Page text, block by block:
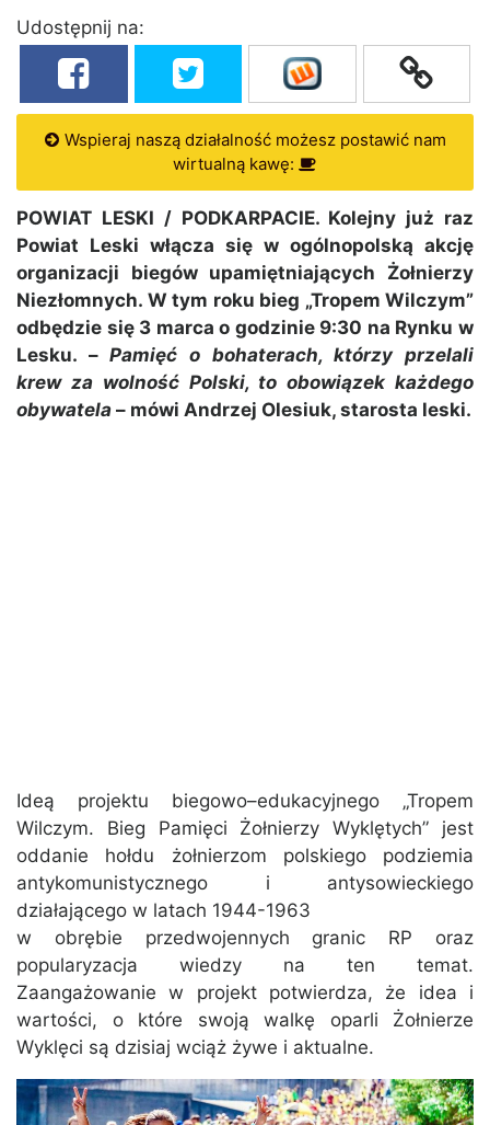
Udostępnij na:
Wspieraj naszą działalność możesz postawić nam
wirtualną kawę:
POWIAT LESKI / PODKARPACIE. Kolejny już raz
Powiat Leski włącza się w ogólnopolską akcję
organizacji biegów upamiętniających Żołnierzy
Niezłomnych. W tym roku bieg „Tropem Wilczym”
odbędzie się 3 marca o godzinie 9:30 na Rynku w
Lesku. –Pamięć o bohaterach, którzy przelali
krew za wolność Polski, to obowiązek każdego
obywatela – mówi Andrzej Olesiuk, starosta leski.
Ideą projektu biegowo–edukacyjnego „Tropem
Wilczym. Bieg Pamięci Żołnierzy Wyklętych” jest
oddanie hołdu żołnierzom polskiego podziemia
antykomunistycznego i antysowieckiego
działającego w latach 1944-1963
w obrębie przedwojennych granic RP oraz
popularyzacja wiedzy na ten temat.
Zaangażowanie w projekt potwierdza, że idea i
wartości, o które swoją walkę oparli Żołnierze
Wyklęci są dzisiaj wciąż żywe i aktualne.